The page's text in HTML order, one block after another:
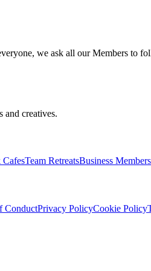
we ask all our Members to
and creatives.
Team RetreatsBusiness
ConductPrivacy PolicyCookie Policy